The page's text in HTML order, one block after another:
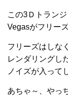
この3Ｄトラン
Vegasがフリー
フリーズはしな
レンダリングし
ノイズが入って
あちゃ～、やっ